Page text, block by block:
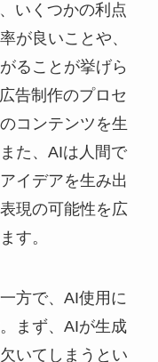
いくつかの利点
が良いことや、
ることが挙げら
告制作のプロセ
コンテンツを生
た、AIは人間で
イデアを生み出
現の可能性を広
す。
方で、AI使用に
まず、AIが生成
いてしまうとい